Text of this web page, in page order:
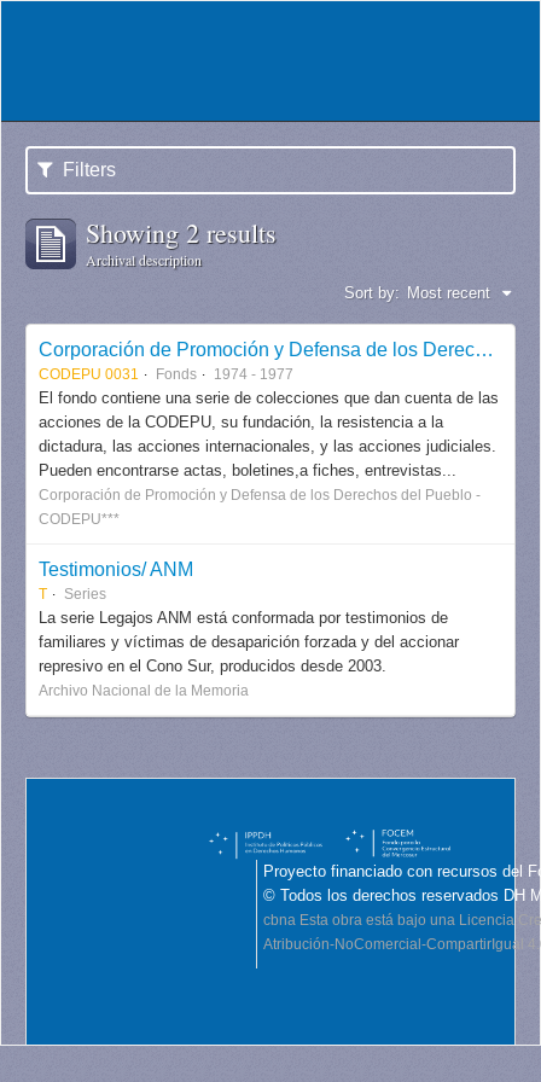
Filters
Showing 2 results
Archival description
Sort by: Most recent
Corporación de Promoción y Defensa de los Derechos del Pueblo CODEPU
CODEPU 0031 Fonds 1974 - 1977
El fondo contiene una serie de colecciones que dan cuenta de las
acciones de la CODEPU, su fundación, la resistencia a la
dictadura, las acciones internacionales, y las acciones judiciales.
Pueden encontrarse actas, boletines,a fiches, entrevistas...
Corporación de Promoción y Defensa de los Derechos del Pueblo -
CODEPU***
Testimonios/ ANM
T Series
La serie Legajos ANM está conformada por testimonios de
familiares y víctimas de desaparición forzada y del accionar
represivo en el Cono Sur, producidos desde 2003.
Archivo Nacional de la Memoria
Proyecto financiado con recursos del
© Todos los derechos reservados DH
cbna Esta obra está bajo una Licencia
Atribución-NoComercial-CompartirIgual